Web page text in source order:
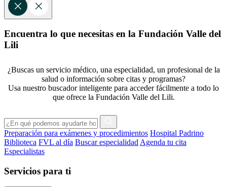
Encuentra lo que necesitas en la Fundación Valle del
Lili
¿Buscas un servicio médico, una especialidad, un profesional de la
salud o información sobre citas y programas?
Usa nuestro buscador inteligente para acceder fácilmente a todo lo
que ofrece la Fundación Valle del Lili.
Preparación para exámenes y procedimientos Hospital Padrino
Biblioteca FVL al día Buscar especialidad Agenda tu cita
Especialistas
Servicios para ti